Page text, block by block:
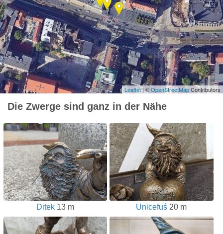
Leaflet| ©OpenStreetMapContributors
Die Zwerge sind ganz in der Nähe
Ditek 13 m Unicefuś 20 m